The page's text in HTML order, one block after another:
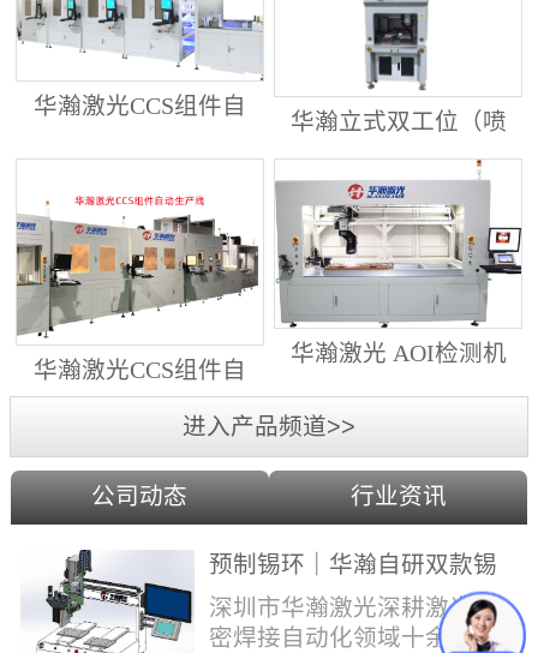
华瀚激光CCS组件自
动生产线（纵向线）
华瀚立式双工位（喷
射锡膏）激光焊锡机
华瀚激光CCS组件自
动生产线（横向线）
华瀚激光 AOI检测机
（型号HA18DM6)
进入产品频道>>
公司动态 行业资讯
预制锡环｜华瀚自研双款锡
环机，实现焊点标准化量产
深圳市华瀚激光深耕激光精
密焊接自动化领域十余年，